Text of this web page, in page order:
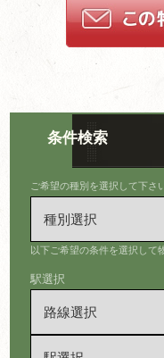
条件検索
ご希望の種別を選択して下さ
以下ご希望の条件を選択して
駅選択